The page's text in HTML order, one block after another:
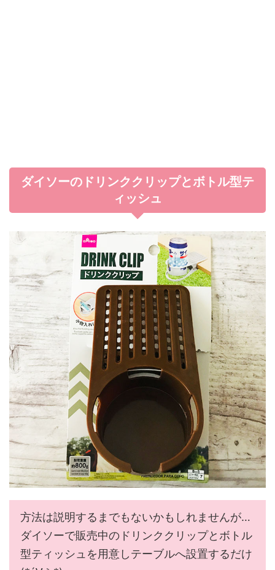
ダイソーのドリンククリップとボトル型テ
ィッシュ
方法は説明するまでもないかもしれませんが…
ダイソーで販売中のドリンククリップとボトル
型ティッシュを用意しテーブルへ設置するだけ